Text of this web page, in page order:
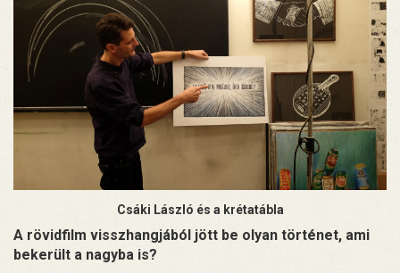
Csáki László és a krétatábla
A rövidfilm visszhangjából jött be olyan történet, ami
bekerült a nagyba is?